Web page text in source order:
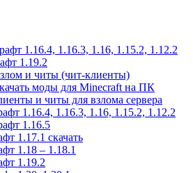
1.16.4, 1.16.3, 1.16, 1.15.2, 1.12.2
1.19.2
и читы (чит-клиенты)
моды для Minecraft на ПК
и читы для взлома сервера
1.16.4, 1.16.3, 1.16, 1.15.2, 1.12.2
1.16.5
1.17.1 скачать
1.18 – 1.18.1
1.19.2